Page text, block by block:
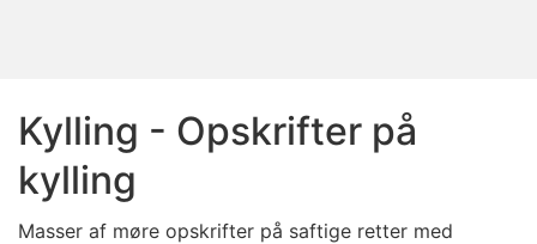
Kylling - Opskrifter på
kylling
Masser af møre opskrifter på saftige retter med